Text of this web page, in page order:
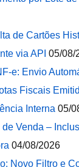
de Cartões
via API 05/08/
e: Envio
Fiscais
Interna 05/
Venda –
04/08/2026
Novo Filtro e